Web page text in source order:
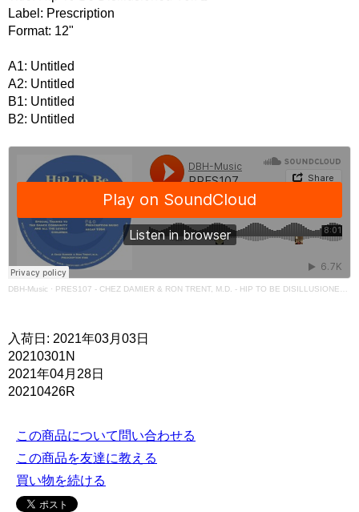
Label: Prescription
Format: 12"
A1: Untitled
A2: Untitled
B1: Untitled
B2: Untitled
DBH-Music · PRES107 - CHEZ DAMIER & RON TRENT, M.D. - HIP TO BE DISILLUSIONED VOL. 1 (PRESCRIPTION RECORDS
入荷日: 2021年03月03日
20210301N
2021年04月28日
20210426R
この商品について問い合わせる
この商品を友達に教える
買い物を続ける